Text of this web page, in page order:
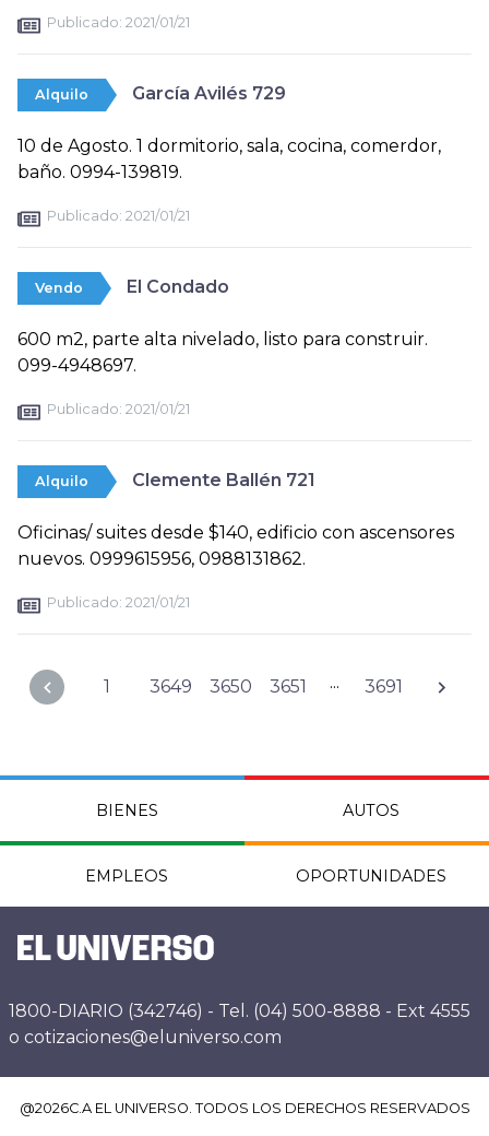
Publicado: 2021/01/21
Alquilo García Avilés 729
10 de Agosto. 1 dormitorio, sala, cocina, comerdor,
baño. 0994-139819.
Publicado: 2021/01/21
Vendo El Condado
600 m2, parte alta nivelado, listo para construir.
099-4948697.
Publicado: 2021/01/21
Alquilo Clemente Ballén 721
Oficinas/ suites desde $140, edificio con ascensores
nuevos. 0999615956, 0988131862.
Publicado: 2021/01/21
1 3649 3650 3651 ... 3691
BIENES AUTOS
EMPLEOS OPORTUNIDADES
1800-DIARIO (342746) - Tel. (04) 500-8888 - Ext 4555
o cotizaciones@eluniverso.com
@2026C.A EL UNIVERSO. TODOS LOS DERECHOS RESERVADOS